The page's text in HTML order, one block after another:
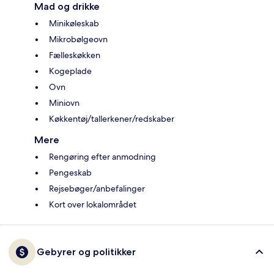
Mad og drikke
Minikøleskab
Mikrobølgeovn
Fælleskøkken
Kogeplade
Ovn
Miniovn
Køkkentøj/tallerkener/redskaber
Mere
Rengøring efter anmodning
Pengeskab
Rejsebøger/anbefalinger
Kort over lokalområdet
Gebyrer og politikker